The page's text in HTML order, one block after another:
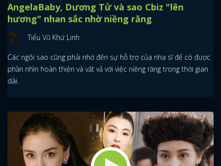
AngelaBaby, Dương Tử và sao Cbiz "lên
hương" nhan sắc nhờ niềng răng
Tiểu Vũ Khứ Linh
Các ngôi sao cũng phải nhờ đến sự hỗ trợ của nha sĩ để có được
phần nhìn hoàn thiện và vất vả với việc niềng răng trong thời gian
dài.